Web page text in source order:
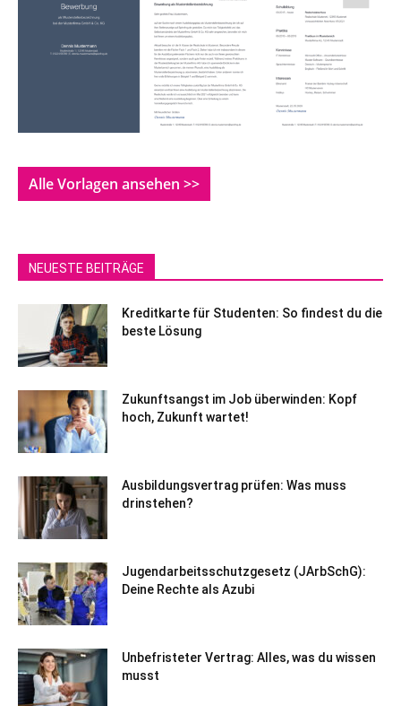
Alle Vorlagen ansehen >>
NEUESTE BEITRÄGE
Kreditkarte für Studenten: So findest du die
beste Lösung
Zukunftsangst im Job überwinden: Kopf
hoch, Zukunft wartet!
Ausbildungsvertrag prüfen: Was muss
drinstehen?
Jugendarbeitsschutzgesetz (JArbSchG):
Deine Rechte als Azubi
Unbefristeter Vertrag: Alles, was du wissen
musst